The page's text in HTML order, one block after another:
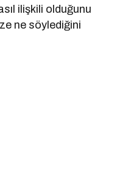
ilişkili olduğunu
ne söylediğini